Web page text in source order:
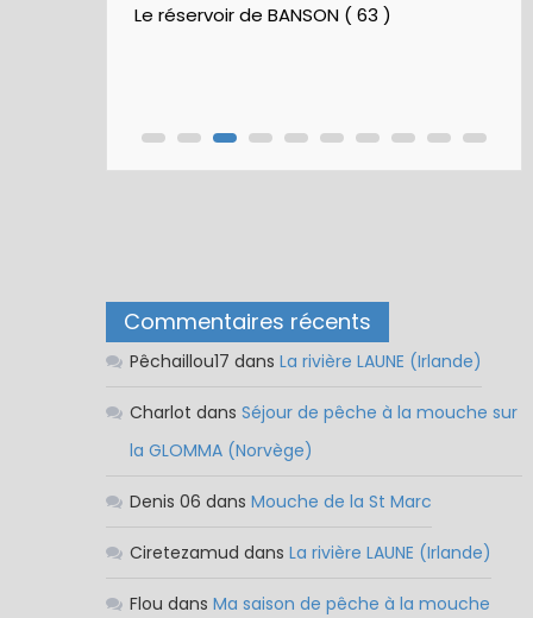
5 / Fiches Montage Artificielles
Commentaires récents
Pêchaillou17 dans La rivière LAUNE (Irlande)
Charlot dans Séjour de pêche à la mouche sur
la GLOMMA (Norvège)
Denis 06 dans Mouche de la St Marc
Ciretezamud dans La rivière LAUNE (Irlande)
Flou dans Ma saison de pêche à la mouche